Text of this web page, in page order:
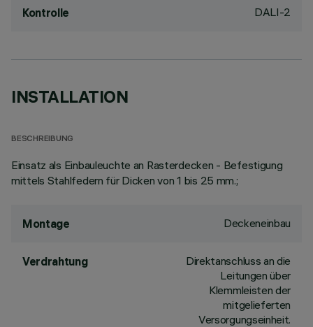
Kontrolle DALI-2
INSTALLATION
BESCHREIBUNG
Einsatz als Einbauleuchte an Rasterdecken - Befestigung
mittels Stahlfedern für Dicken von 1 bis 25 mm.;
Montage Deckeneinbau
Verdrahtung
Direktanschluss an die
Leitungen über
Klemmleisten der
mitgelieferten
Versorgungseinheit.